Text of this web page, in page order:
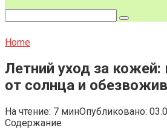
Home
Летний уход за кожей:
от солнца и
На чтение: 7 минОпубликовано:
Содержание